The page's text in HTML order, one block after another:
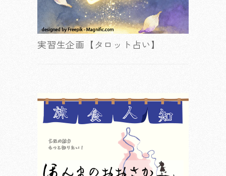
実習生企画【タロット占い】